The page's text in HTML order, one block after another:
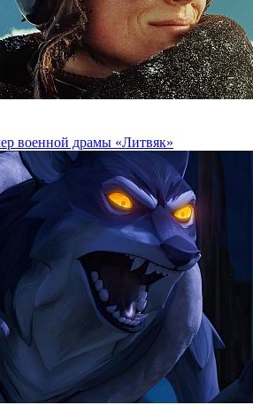
военной драмы «Литвяк»